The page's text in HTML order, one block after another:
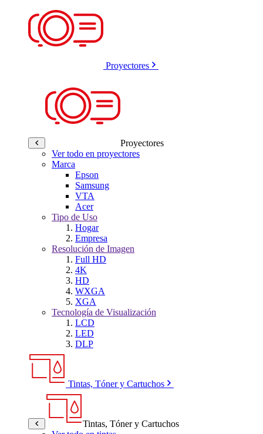
Proyectores
Proyectores
Ver todo en proyectores
Marca
Epson
Samsung
VTA
Acer
Tipo de Uso
Hogar
Empresa
Resolución de Imagen
Full HD
4K
HD
WXGA
XGA
Tecnología de Visualización
LCD
LED
DLP
Tintas, Tóner y Cartuchos
Tintas, Tóner y Cartuchos